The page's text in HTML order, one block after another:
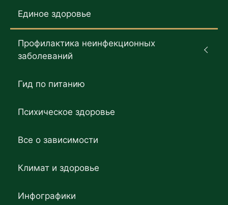
Единое здоровье
Профилактика неинфекционных
заболеваний
Гид по питанию
Психическое здоровье
Все о зависимости
Климат и здоровье
Инфографики